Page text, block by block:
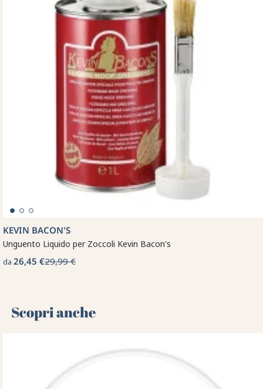
KEVIN BACON'S
Unguento Liquido per Zoccoli Kevin Bacon's
da 26,45 €29,99 €
Scopri anche 🌻